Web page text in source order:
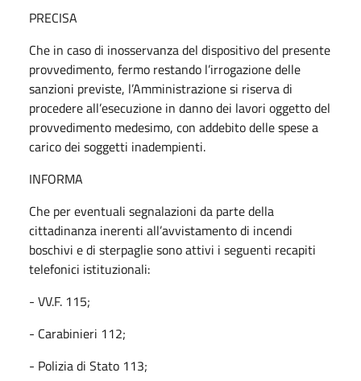
PRECISA
Che in caso di inosservanza del dispositivo del presente
provvedimento, fermo restando l’irrogazione delle
sanzioni previste, l’Amministrazione si riserva di
procedere all’esecuzione in danno dei lavori oggetto del
provvedimento medesimo, con addebito delle spese a
carico dei soggetti inadempienti.
INFORMA
Che per eventuali segnalazioni da parte della
cittadinanza inerenti all’avvistamento di incendi
boschivi e di sterpaglie sono attivi i seguenti recapiti
telefonici istituzionali:
- VV.F. 115;
- Carabinieri 112;
- Polizia di Stato 113;